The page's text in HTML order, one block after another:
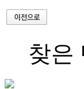
찾은